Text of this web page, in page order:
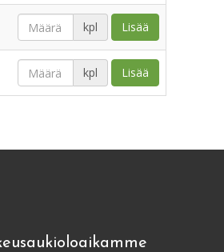
kpl Lisää
kpl Lisää